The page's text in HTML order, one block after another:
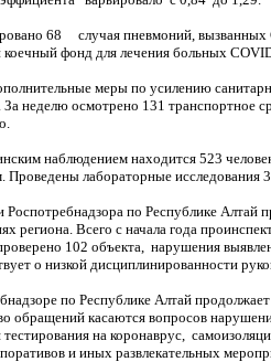
68 случая пневмоний, вызванных
фонд для лечения больных
меры по усилению
неделю осмотрено 131 транспортное
наблюдением находится 523
Проведены лабораторные исследования
Роспотребнадзора по Республике Алтай
региона. Всего с начала года
102 объекта, нарушения
о низкой дисциплинированности
по Республике Алтай
обращений касаются вопросов
тестирования на коронаврус,
и иных развлекательных